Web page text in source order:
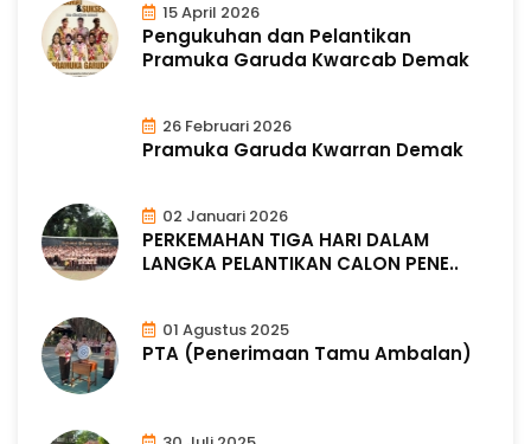
15 April 2026
Pengukuhan dan Pelantikan
Pramuka Garuda Kwarcab Demak
26 Februari 2026
Pramuka Garuda Kwarran Demak
02 Januari 2026
PERKEMAHAN TIGA HARI DALAM
LANGKA PELANTIKAN CALON PENE..
01 Agustus 2025
PTA (Penerimaan Tamu Ambalan)